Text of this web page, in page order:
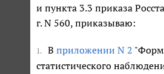
и пункта 3.3 приказа
г. N 560, приказываю:
1. В приложении N 2
статистического